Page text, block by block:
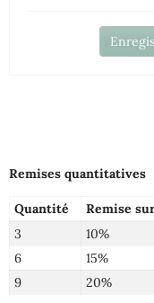
Remises quantitatives
Quantité Remise
3
10%
6
15%
9
20%